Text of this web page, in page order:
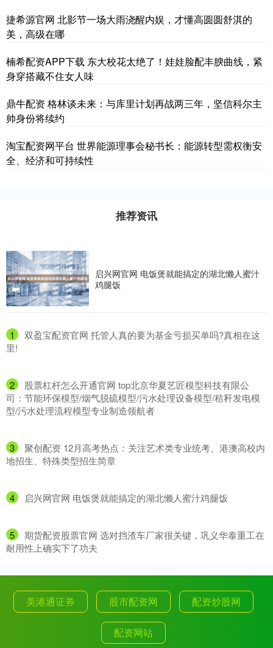
捷希源官网 北影节一场大雨浇醒内娱，才懂高圆圆舒淇的
美，高级在哪
楠希配资APP下载 东大校花太绝了！娃娃脸配丰腴曲线，紧
身穿搭藏不住女人味
鼎牛配资 格林谈未来：与库里计划再战两三年，坚信科尔主
帅身份将续约
淘宝配资网平台 世界能源理事会秘书长：能源转型需权衡安
全、经济和可持续性
推荐资讯
启兴网官网 电饭煲就能搞定的湖北懒人蜜汁
鸡腿饭
1
​双盈宝配资官网 托管人真的要为基金亏损买单吗?真相在这
里!
2
​股票杠杆怎么开通官网 top北京华夏艺匠模型科技有限公
司：节能环保模型/烟气脱硫模型/污水处理设备模型/秸秆发电模
型/污水处理流程模型专业制造领航者
3
​聚创配资 12月高考热点：关注艺术类专业统考、港澳高校内
地招生、特殊类型招生简章
4 ​启兴网官网 电饭煲就能搞定的湖北懒人蜜汁鸡腿饭
5
​期货配资股票官网 选对挡渣车厂家很关键，巩义华泰重工在
耐用性上确实下了功夫
美港通证券 股市配资网 配资炒股网
配资网站